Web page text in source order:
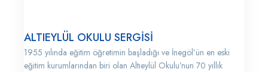
ALTIEYLÜL OKULU SERGİSİ
1955 yılında eğitim öğretimin başladığı ve İnegöl’ün en eski
eğitim kurumlarından biri olan Altıeylül Okulu’nun 70 yıllık